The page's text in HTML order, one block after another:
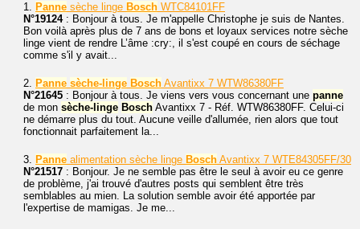
1. Panne sèche linge Bosch WTC84101FF
N°19124: Bonjour à tous. Je m'appelle Christophe je suis de Nantes.
Bon voilà après plus de 7 ans de bons et loyaux services notre sèche
linge vient de rendre L’âme :cry:, il s'est coupé en cours de séchage
comme s'il y avait...
2. Panne sèche-linge Bosch Avantixx 7 WTW86380FF
N°21645 : Bonjour à tous. Je viens vers vous concernant une panne
de mon sèche-linge Bosch Avantixx 7 - Réf. WTW86380FF. Celui-ci
ne démarre plus du tout. Aucune veille d'allumée, rien alors que tout
fonctionnait parfaitement la...
3. Panne alimentation sèche linge Bosch Avantixx 7 WTE84305FF/30
N°21517 : Bonjour. Je ne semble pas être le seul à avoir eu ce genre
de problème, j'ai trouvé d'autres posts qui semblent être très
semblables au mien. La solution semble avoir été apportée par
l'expertise de mamigas. Je me...